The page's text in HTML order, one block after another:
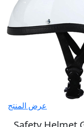
عرض المنتج